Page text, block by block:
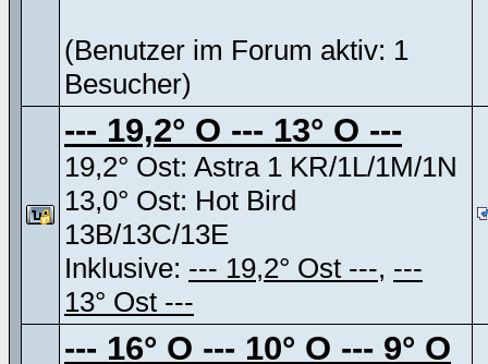
(Benutzer im Forum aktiv: 1
Besucher)
--- 19,2° O --- 13° O ---
19,2° Ost: Astra 1 KR/1L/1M/1N
13,0° Ost: Hot Bird
13B/13C/13E
Inklusive: --- 19,2° Ost ---, ---
13° Ost ---
--- 16° O --- 10° O --- 9° O